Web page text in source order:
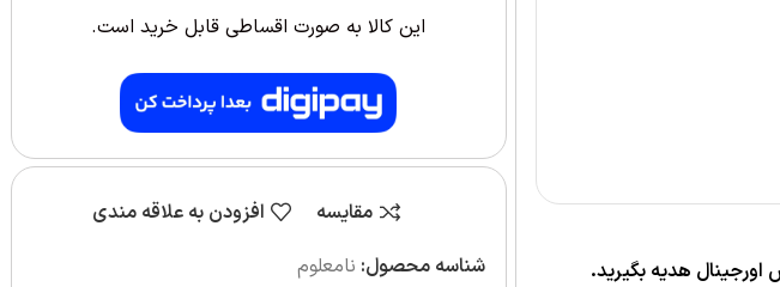
هدیه بگیرید.
این کالا به صورت اقساطی قابل خرید است.
مقایسه
افزودن به علاقه مندی
شناسه محصول: نامعلوم